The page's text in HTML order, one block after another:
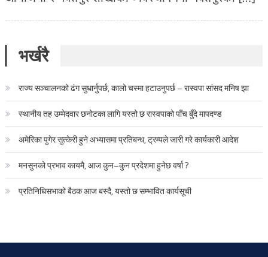
भर्खरै
राज्य सञ्चालनको ढंग सुधार्नुपर्छ, कालो चस्मा हटाउनुपर्छ – रास्वपा सांसद मनिष झा
स्थानीय तह उम्मेदवार छनोटका लागि यस्तो छ रास्वपाको पाँच बुँदे मापदण्ड
अमेरिका पुगेर सुत्केरी हुने अभ्यासमा प्रतिबन्ध, ट्रम्पले जारी गरे कार्यकारी आदेश
मनसुनको प्रभाव कायमै, आज कुन–कुन प्रदेशमा हुनेछ वर्षा ?
प्रतिनिधिसभाको बैठक आज बस्दै, यस्तो छ सम्भावित कार्यसूची